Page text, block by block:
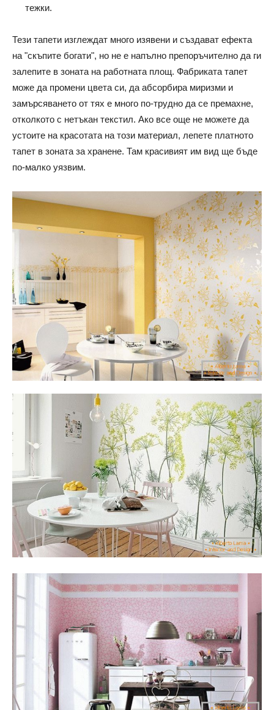
тежки.
Тези тапети изглеждат много изявени и създават ефекта
на "скъпите богати", но не е напълно препоръчително да ги
залепите в зоната на работната площ. Фабриката тапет
може да промени цвета си, да абсорбира миризми и
замърсяването от тях е много по-трудно да се премахне,
отколкото с нетъкан текстил. Ако все още не можете да
устоите на красотата на този материал, лепете платното
тапет в зоната за хранене. Там красивият им вид ще бъде
по-малко уязвим.